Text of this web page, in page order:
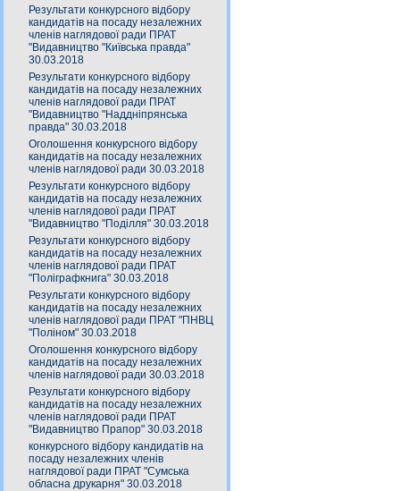
Результати конкурсного відбору
кандидатів на посаду незалежних
членів наглядової ради ПРАТ
"Видавництво "Київська правда"
30.03.2018
Результати конкурсного відбору
кандидатів на посаду незалежних
членів наглядової ради ПРАТ
"Видавництво "Наддніпрянська
правда" 30.03.2018
Оголошення конкурсного відбору
кандидатів на посаду незалежних
членів наглядової ради 30.03.2018
Результати конкурсного відбору
кандидатів на посаду незалежних
членів наглядової ради ПРАТ
"Видавництво "Поділля" 30.03.2018
Результати конкурсного відбору
кандидатів на посаду незалежних
членів наглядової ради ПРАТ
"Поліграфкнига" 30.03.2018
Результати конкурсного відбору
кандидатів на посаду незалежних
членів наглядової ради ПРАТ "ПНВЦ
"Поліном" 30.03.2018
Оголошення конкурсного відбору
кандидатів на посаду незалежних
членів наглядової ради 30.03.2018
Результати конкурсного відбору
кандидатів на посаду незалежних
членів наглядової ради ПРАТ
"Видавництво Прапор" 30.03.2018
конкурсного відбору кандидатів на
посаду незалежних членів
наглядової ради ПРАТ "Сумська
обласна друкарня" 30.03.2018